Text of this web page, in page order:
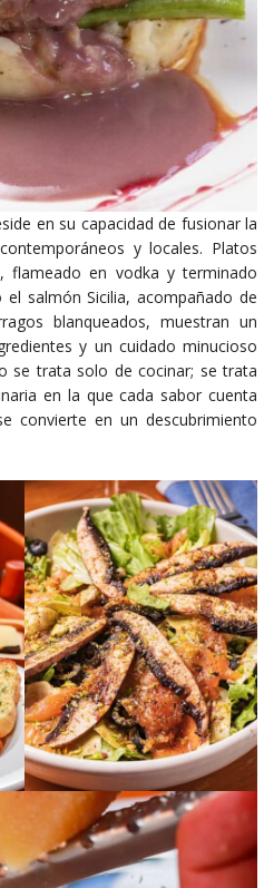
en su capacidad de fusionar la
y locales. Platos
flameado en vodka y terminado
salmón Sicilia, acompañado de
blanqueados, muestran un
y un cuidado minucioso
se trata solo de cocinar; se trata
en la que cada sabor cuenta
convierte en un descubrimiento